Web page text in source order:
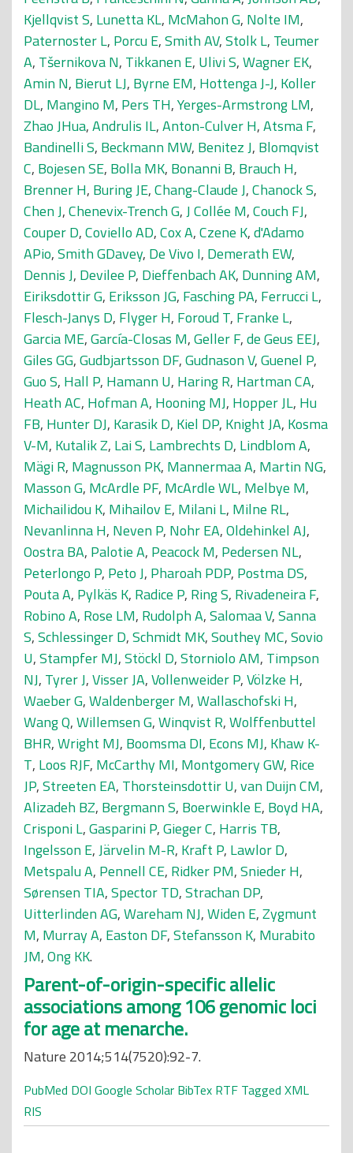
Kjellqvist S, Lunetta KL, McMahon G, Nolte IM,
Paternoster L, Porcu E,Smith AV,Stolk L, Teumer
A, Tšernikova N, Tikkanen E, Ulivi S,Wagner EK,
Amin N, Bierut LJ, Byrne EM, Hottenga J-J, Koller
DL, Mangino M, Pers TH,Yerges-Armstrong LM,
Zhao JHua,Andrulis IL,Anton-Culver H,Atsma F,
Bandinelli S, Beckmann MW, Benitez J, Blomqvist
C, Bojesen SE, Bolla MK, Bonanni B, Brauch H,
Brenner H, Buring JE,Chang-Claude J,Chanock S,
Chen J,Chenevix-Trench G,J Collée M,Couch FJ,
Couper D,Coviello AD,Cox A,Czene K,d'Adamo
APio,Smith GDavey, De Vivo I, Demerath EW,
Dennis J, Devilee P, Dieffenbach AK, Dunning AM,
Eiriksdottir G, Eriksson JG, Fasching PA, Ferrucci L,
Flesch-Janys D, Flyger H, Foroud T, Franke L,
Garcia ME,García-Closas M,Geller F,de Geus EEJ,
Giles GG,Gudbjartsson DF,Gudnason V,Guenel P,
Guo S, Hall P, Hamann U, Haring R, Hartman CA,
Heath AC, Hofman A, Hooning MJ, Hopper JL, Hu
FB, Hunter DJ, Karasik D, Kiel DP, Knight JA, Kosma
V-M, Kutalik Z, Lai S, Lambrechts D, Lindblom A,
Mägi R, Magnusson PK, Mannermaa A, Martin NG,
Masson G, McArdle PF, McArdle WL, Melbye M,
Michailidou K, Mihailov E, Milani L, Milne RL,
Nevanlinna H, Neven P, Nohr EA,Oldehinkel AJ,
Oostra BA, Palotie A, Peacock M, Pedersen NL,
Peterlongo P, Peto J, Pharoah PDP, Postma DS,
Pouta A, Pylkäs K, Radice P, Ring S, Rivadeneira F,
Robino A, Rose LM, Rudolph A,Salomaa V,Sanna
S,Schlessinger D,Schmidt MK,Southey MC,Sovio
U,Stampfer MJ,Stöckl D,Storniolo AM, Timpson
NJ, Tyrer J,Visser JA,Vollenweider P,Völzke H,
Waeber G,Waldenberger M,Wallaschofski H,
Wang Q,Willemsen G,Winqvist R,Wolffenbuttel
BHR,Wright MJ, Boomsma DI, Econs MJ, Khaw K-
T, Loos RJF, McCarthy MI, Montgomery GW, Rice
JP,Streeten EA, Thorsteinsdottir U,van Duijn CM,
Alizadeh BZ, Bergmann S, Boerwinkle E, Boyd HA,
Crisponi L,Gasparini P,Gieger C, Harris TB,
Ingelsson E,Järvelin M-R, Kraft P, Lawlor D,
Metspalu A, Pennell CE, Ridker PM,Snieder H,
Sørensen TIA,Spector TD,Strachan DP,
Uitterlinden AG,Wareham NJ,Widen E,Zygmunt
M, Murray A, Easton DF,Stefansson K, Murabito
JM,Ong KK.
Parent-of-origin-specific allelic
associations among 106 genomic loci
for age at menarche.
Nature 2014;514(7520):92-7.
PubMed DOI Google Scholar BibTex RTF Tagged XML
RIS